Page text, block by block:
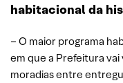
habitacional da
– O maior programa
em que a Prefeitura vai
moradias entre